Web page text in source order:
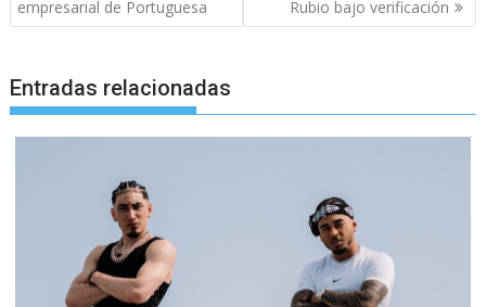
empresarial de Portuguesa
Rubio bajo verificación
Entradas relacionadas